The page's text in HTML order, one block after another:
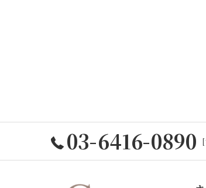
03-6416-0890